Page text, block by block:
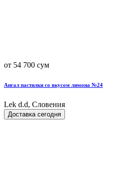
от 54 700 сум
Ангал пастилки со вкусом лимона №24
Lek d.d, Словения
Доставка сегодня